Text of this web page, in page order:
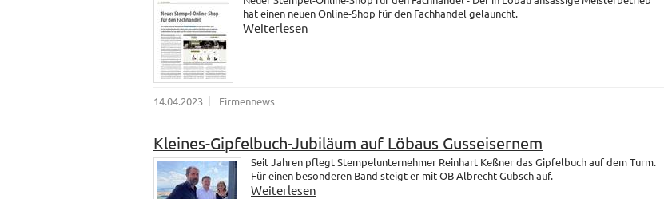
hat einen neuen Online-Shop für den Fachhandel gelauncht.
Weiterlesen
14.04.2023 Firmennews
Kleines-Gipfelbuch-Jubiläum auf Löbaus Gusseisernem
Seit Jahren pflegt Stempelunternehmer Reinhart Keßner das Gipfelbuch auf dem Turm.
Für einen besonderen Band steigt er mit OB Albrecht Gubsch auf.
Weiterlesen